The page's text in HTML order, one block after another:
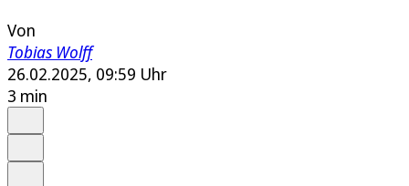
Von
Tobias Wolff
26.02.2025, 09:59 Uhr
3 min